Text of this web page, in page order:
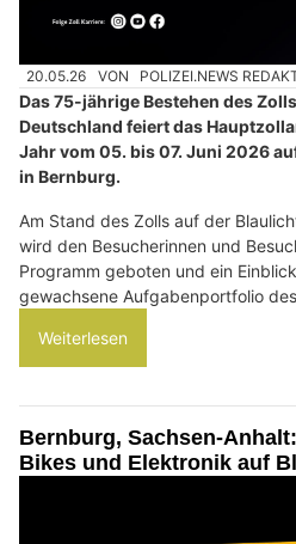
20.05.26 VON POLIZEI.NEWS
Das 75-jährige Bestehen des
Deutschland feiert das
Jahr vom 05. bis 07. Juni 2026
in Bernburg.
Am Stand des Zolls auf der
wird den Besucherinnen und
Programm geboten und ein
gewachsene Aufgabenportfolio
Weiterlesen
Bernburg, Sachsen-
Bikes und Elektronik auf